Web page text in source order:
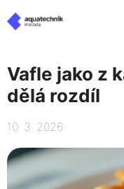
na
Vafle jako z
dělá rozdíl
10. 3. 2026